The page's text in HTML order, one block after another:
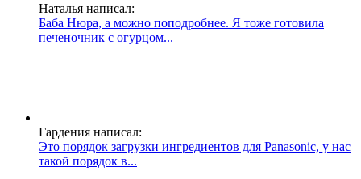
Наталья написал:
Баба Нюра, а можно поподробнее. Я тоже готовила
печеночник с огурцом...
Гардения написал:
Это порядок загрузки ингредиентов для Panasonic, у нас
такой порядок в...